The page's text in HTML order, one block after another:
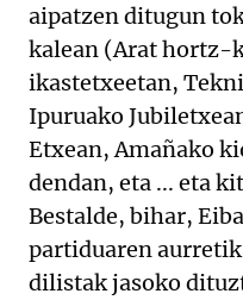
aipatzen ditugun
kalean (Arat hortz-
ikastetxeetan,
Ipuruako
Etxean, Amañako
dendan, eta ... eta
Bestalde, bihar,
partiduaren
dilistak jasoko